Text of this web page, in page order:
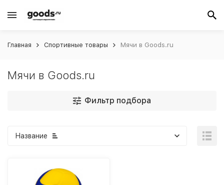
Главная Спортивные товары Мячи в Goods.ru
Мячи в Goods.ru
Фильтр подбора
Название